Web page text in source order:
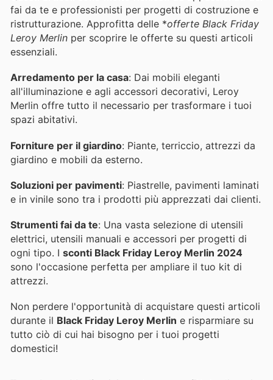
fai da te e professionisti per progetti di costruzione e
ristrutturazione. Approfitta delle *offerte Black Friday
Leroy Merlin per scoprire le offerte su questi articoli
essenziali.
Arredamento per la casa: Dai mobili eleganti
all'illuminazione e agli accessori decorativi, Leroy
Merlin offre tutto il necessario per trasformare i tuoi
spazi abitativi.
Forniture per il giardino: Piante, terriccio, attrezzi da
giardino e mobili da esterno.
Soluzioni per pavimenti: Piastrelle, pavimenti laminati
e in vinile sono tra i prodotti più apprezzati dai clienti.
Strumenti fai da te: Una vasta selezione di utensili
elettrici, utensili manuali e accessori per progetti di
ogni tipo. I sconti Black Friday Leroy Merlin 2024
sono l'occasione perfetta per ampliare il tuo kit di
attrezzi.
Non perdere l'opportunità di acquistare questi articoli
durante il Black Friday Leroy Merlin e risparmiare su
tutto ciò di cui hai bisogno per i tuoi progetti
domestici!